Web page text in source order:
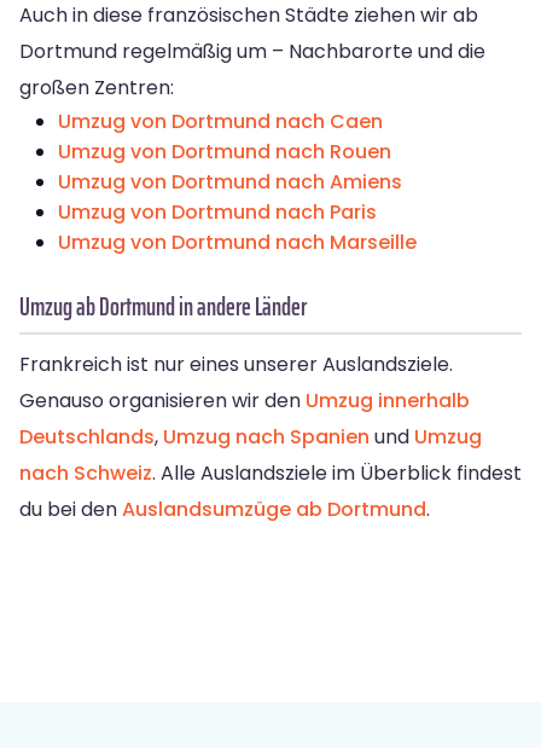
Auch in diese französischen Städte ziehen wir ab
Dortmund regelmäßig um – Nachbarorte und die
großen Zentren:
Umzug von Dortmund nach Caen
Umzug von Dortmund nach Rouen
Umzug von Dortmund nach Amiens
Umzug von Dortmund nach Paris
Umzug von Dortmund nach Marseille
Umzug ab Dortmund in andere Länder
Frankreich ist nur eines unserer Auslandsziele.
Genauso organisieren wir den Umzug innerhalb
Deutschlands, Umzug nach Spanien und Umzug
nach Schweiz. Alle Auslandsziele im Überblick findest
du bei denAuslandsumzüge ab Dortmund.